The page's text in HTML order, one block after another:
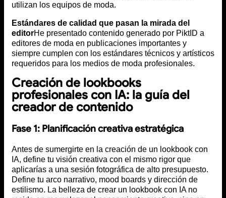
utilizan los equipos de moda.
Estándares de calidad que pasan la mirada del
editorHe presentado contenido generado por PiktID a
editores de moda en publicaciones importantes y
siempre cumplen con los estándares técnicos y artísticos
requeridos para los medios de moda profesionales.
Creación de lookbooks
profesionales con IA: la guía del
creador de contenido
Fase 1: Planificación creativa estratégica
Antes de sumergirte en la creación de un lookbook con
IA, define tu visión creativa con el mismo rigor que
aplicarías a una sesión fotográfica de alto presupuesto.
Define tu arco narrativo, mood boards y dirección de
estilismo. La belleza de crear un lookbook con IA no